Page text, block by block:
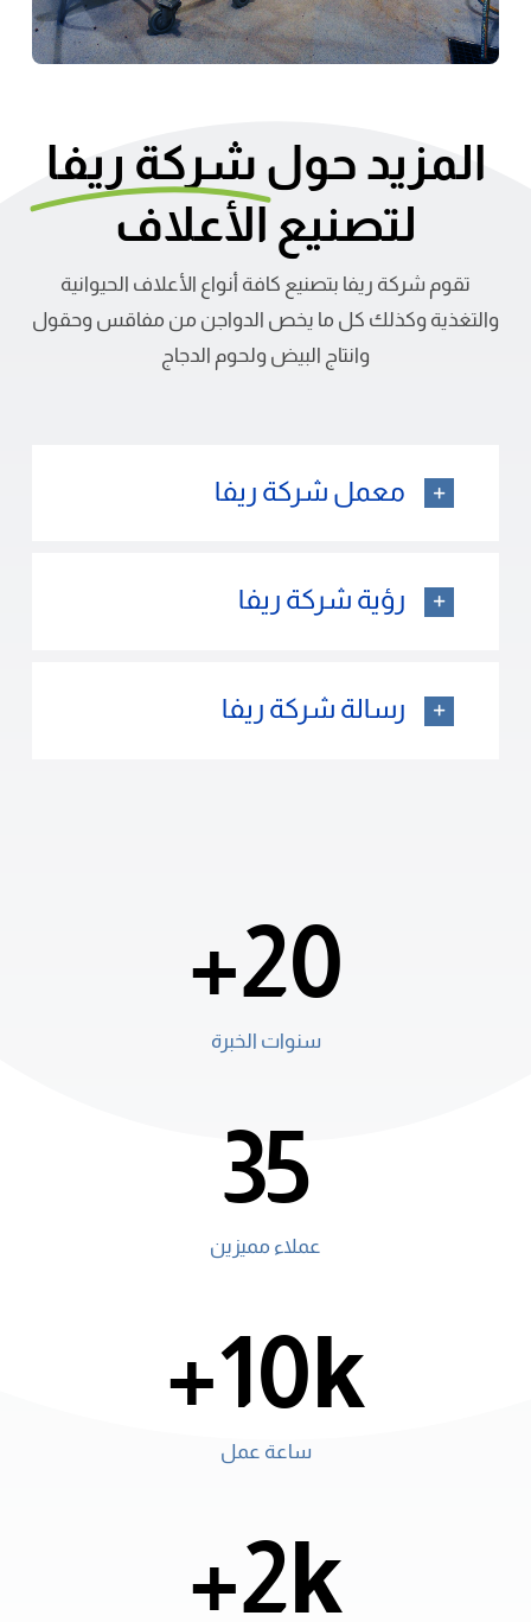
المزيد حول شركة ريفا
لتصنيع الأعلاف
تقوم شركة ريفا بتصنيع كافة أنواع الأعلاف الحيوانية
والتغذية وكذلك كل ما يخص الدواجن من مفاقس وحقول
وانتاج البيض ولحوم الدجاج
معمل شركة ريفا
رؤية شركة ريفا
رسالة شركة ريفا
20+
سنوات الخبرة
35
عملاء مميزين
10k+
ساعة عمل
2k+